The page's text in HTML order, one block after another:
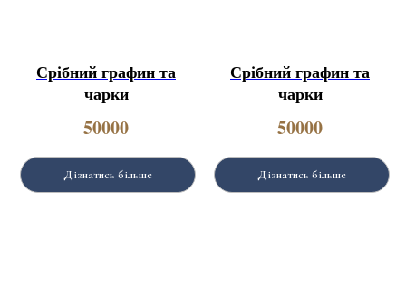
Срібний графин та
чарки
50000
Дізнатись більше
Срібний графин та
чарки
50000
Дізнатись більше